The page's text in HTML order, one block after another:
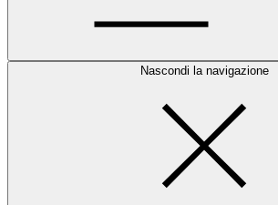
Nascondi la navigazione